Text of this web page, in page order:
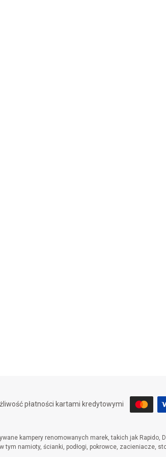
płatności kartami kredytowymi
kampery renomowanych marek, takich jak
namioty, ścianki, podłogi, pokrowce, zacieniacze,